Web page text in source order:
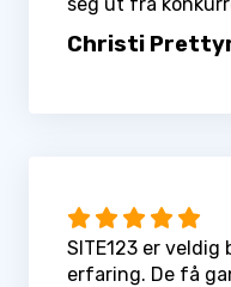
seg ut fra
Christi
SITE123 er
erfaring. De få